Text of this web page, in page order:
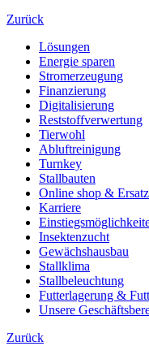
Zurück
Lösungen
Energie sparen
Stromerzeugung
Finanzierung
Digitalisierung
Reststoffverwertung
Tierwohl
Abluftreinigung
Turnkey
Stallbauten
Online shop &
Karriere
Insektenzucht
Gewächshausbau
Stallklima
Stallbeleuchtung
Futterlagerung &
Unsere
Zurück